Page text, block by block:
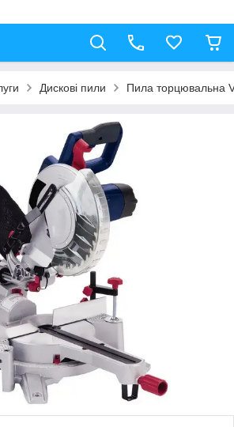
Дискові пили Пила торцювальна